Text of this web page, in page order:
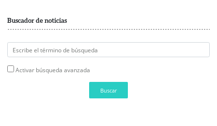
Buscador de noticias
Activar búsqueda avanzada
Buscar